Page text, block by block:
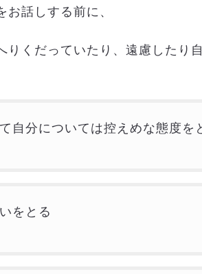
話しする前に、
りくだっていたり、遠慮したり
自分については控えめな態度を
をとる